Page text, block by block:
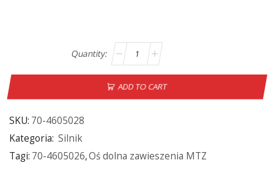
ADD TO CART
SKU: 70-4605028
Kategoria: Silnik
Tagi: 70-4605026,Oś dolna zawieszenia MTZ